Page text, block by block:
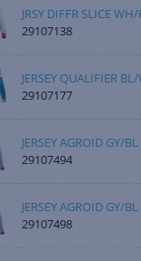
JRSY DIFFR SLICE
29107138
JERSEY QUALIFIER
29107177
JERSEY AGROID GY/
29107494
JERSEY AGROID GY/
29107498